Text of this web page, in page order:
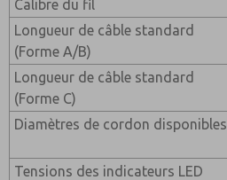
Calibre du fil
Longueur de câble standard
(Forme A/B)
Longueur de câble standard
(Forme C)
Diamètres de cordon disponibles
Tensions des indicateurs LED